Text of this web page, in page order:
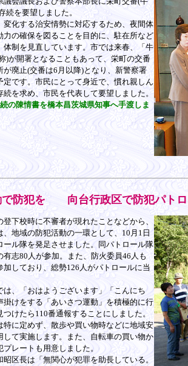
続を要望しました。
化する治安情勢に対応するため、夜間体
力の確保を図ることを目的に、駐在所など
体制を見直しています。市では来春、「牛
)が開署となることもあって、栄町の交番
が廃止(交番は6月以降)となり、新警察署
定です。市民にとって身近で、慣れ親しん
続を求め、市民を代表して要望しました。
続の陳情書を橋本昌茨城県知事へ手渡しま
で防犯を 向台行政区で防犯パトロ
下校時に不審者が現れたことなどから、
、地域の防犯活動の一環として、10月1日
ール隊を発足させました。同パトロール隊
有志80人が参加。また、防火委員46人も
加しており、総勢126人がパトロールに当
、「おはようございます」「こんにち
掛けをする「あいさつ運動」を積極的に行
つけたら110番通報することにしました。
特に定めず、散歩や買い物時などに地域安
して実施します。また、自転車の買い物か
レートも用意しました。
区長は「無関心が犯罪を助長している。